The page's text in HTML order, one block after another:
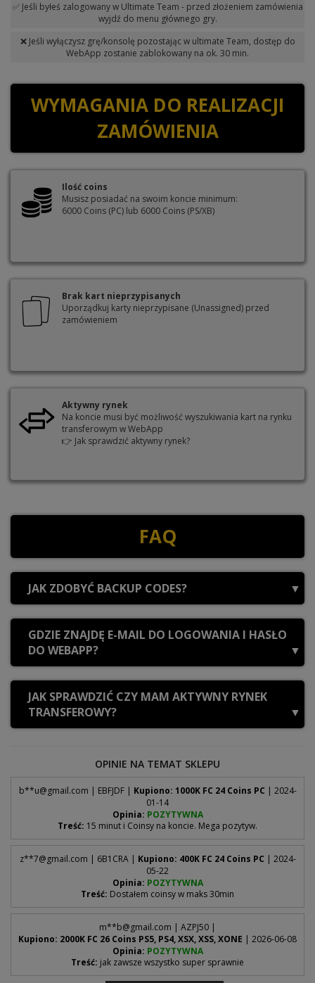
✅ Jeśli byłeś zalogowany w Ultimate Team - przed złożeniem zamówienia
wyjdź do menu głównego gry.
❌ Jeśli wyłączysz grę/konsolę pozostając w ultimate Team, dostęp do
WebApp zostanie zablokowany na ok. 30 min.
WYMAGANIA DO REALIZACJI
ZAMÓWIENIA
Ilość coins
Musisz posiadać na swoim koncie minimum:
6000 Coins (PC) lub 6000 Coins (PS/XB)
Brak kart nieprzypisanych
Uporządkuj karty nieprzypisane (Unassigned) przed
zamówieniem
Aktywny rynek
Na koncie musi być możliwość wyszukiwania kart na rynku
transferowym w WebApp
👉 Jak sprawdzić aktywny rynek?
FAQ
JAK ZDOBYĆ BACKUP CODES?
Kody zapasowe (backup codes) to jednorazowe kody
bezpieczeństwa EA, których używamy przy realizacji Twojego
zamówienia. Wygenerujesz je w cztery kroki:
1
ustawienia konta.
Wejdź w zakładkę
(Security and Privacy) i kliknij strzałkę obok pozycji
Wpisz6-cyfrowy kod , który EA wyśle na Twój adres e-
mail, i zatwierdź. Upewnij się, że uwierzytelnianie
dwuetapowe jestwłączone- bez tego nie wygenerujesz
GDZIE ZNAJDĘ E-MAIL DO LOGOWANIA I HASŁO
DO WEBAPP?
Do doładowania konta potrzebujemy trzech danych:
E-mail WebApp
Adres e-mail, którym logujesz się doWebApp EA.
Hasło, którym logujesz się doWebApp EA.
6 kodów zapasowych EA (backup codes)
Jednorazowe kody bezpieczeństwa - sposób ich wygenerowania
opisaliśmy w pytaniu "Jak zdobyć backup codes?" powyżej.
JAK SPRAWDZIĆ CZY MAM AKTYWNY RYNEK
TRANSFEROWY?
meczów w Ultimate Team w ciągu ostatnich dni. Aby sprawdzić,
WebApp EA .
WybierzTransfery > Szukaj na rynku.
Jeśli po załadowaniu widzisz ekran wyszukiwania kart:
OPINIE NA TEMAT SKLEPU
b**u@gmail.com | EBFJDF | Kupiono: 1000K FC 24 Coins PC | 2024-
01-14
Opinia: POZYTYWNA
Treść: 15 minut i Coinsy na koncie. Mega pozytyw.
z**7@gmail.com | 6B1CRA | Kupiono: 400K FC 24 Coins PC | 2024-
05-22
Opinia: POZYTYWNA
Treść: Dostałem coinsy w maks 30min
m**b@gmail.com | AZPJ50 |
Kupiono: 2000K FC 26 Coins PS5, PS4, XSX, XSS, XONE | 2026-06-08
Opinia: POZYTYWNA
Treść: jak zawsze wszystko super sprawnie